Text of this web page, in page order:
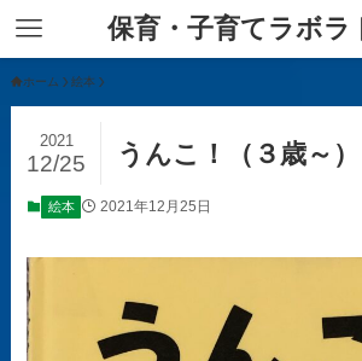
保育・子育てラボラ
ホーム 絵本
うんこ！（３歳～）
2021
12/25
絵本 2021年12月25日